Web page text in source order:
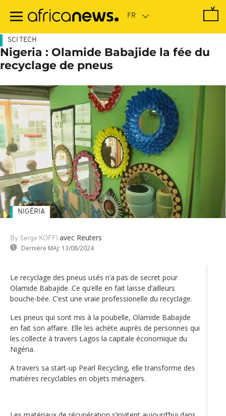
contenu
SCI TECH
Nigeria : Olamide Babajide la fée du
recyclage de pneus
By Serge KOFFI avec Reuters
Dernière MAJ: 13/08/2024
NIGÉRIA
Le recyclage des pneus usés n’a pas de secret pour
Olamide Babajide. Ce qu’elle en fait laisse d’ailleurs
bouche-bée. C’est une vraie professionelle du recyclage.
Les pneus qui sont mis à la poubelle, Olamide Babajide
en fait son affaire. Elle les achète auprès de personnes qui
les collecte à travers Lagos la capitale économique du
Nigéria.
A travers sa start-up Pearl Recycling, elle transforme des
matières recyclables en objets ménagers.